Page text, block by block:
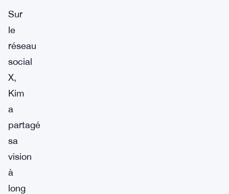
Sur
le
réseau
social
X,
Kim
a
partagé
sa
vision
à
long